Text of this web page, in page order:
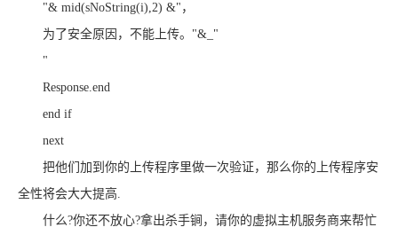
"& mid(sNoString(i),2) &"，
为了安全原因，不能上传。"&_"
"
Response.end
end if
next
把他们加到你的上传程序里做一次验证，那么你的上传程序安
全性将会大大提高.
什么?你还不放心?拿出杀手锏，请你的虚拟主机服务商来帮忙